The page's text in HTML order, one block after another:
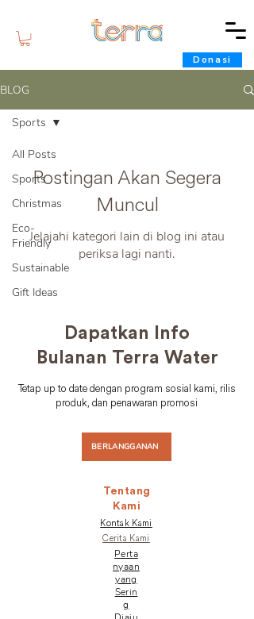
Donasi
BLOG
All Posts
Sports
Christmas
Eco-
Friendly
Sustainable
Gift Ideas
Sports
Postingan Akan Segera
Muncul
Jelajahi kategori lain di blog ini atau
periksa lagi nanti.
Dapatkan Info
Bulanan Terra Water
Tetap up to date dengan program sosial kami, rilis
produk, dan penawaran promosi
BERLANGGANAN
Tentang
Kami
Kontak Kami
Cerita Kami
Perta
nyaan
yang
Serin
g